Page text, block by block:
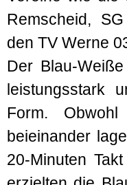
Remscheid,
den TV Werne
Der Blau-
leistungsstark
Form.
beieinander
20-Minuten